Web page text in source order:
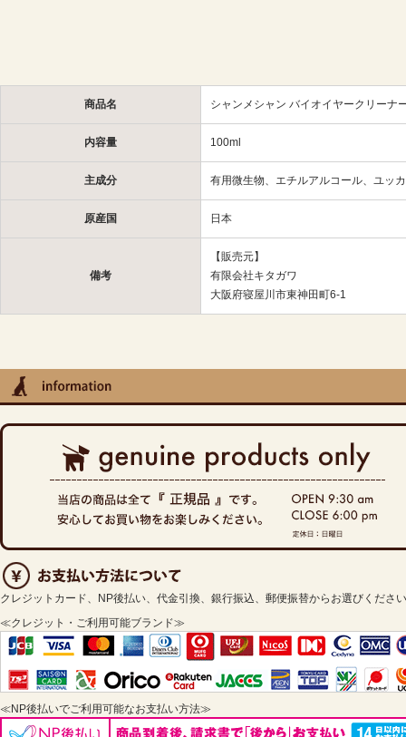
商品名 シャンメシャン バイオイヤークリーナ
内容量 100ml
主成分 有用微生物、エチルアルコール、ユッ
原産国 日本
備考
【販売元】
有限会社キタガワ
大阪府寝屋川市東神田町6-1
クレジットカード、NP後払い、代金引換、銀行振込、郵便振替からお選びくださ
≪クレジット・ご利用可能ブランド≫
≪NP後払いでご利用可能なお支払い方法≫